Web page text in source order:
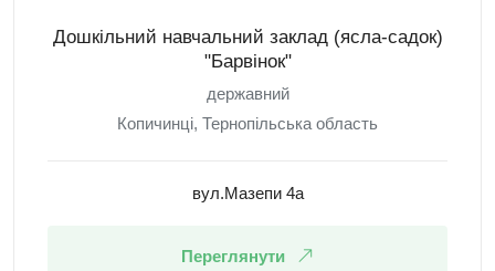
Дошкільний навчальний заклад (ясла-садок)
"Барвінок"
державний
Копичинці, Тернопільська область
вул.Мазепи 4а
Переглянути